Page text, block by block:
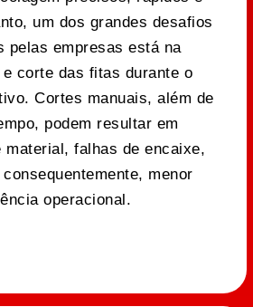
um dos grandes desafios
pelas empresas está na
e corte das fitas durante o
Cortes manuais, além de
podem resultar em
material, falhas de encaixe,
menor
operacional.